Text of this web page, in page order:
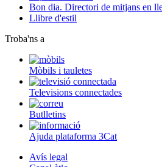
Bon dia. Directori de mitjans en
Llibre d'estil
Troba'ns a
Mòbils i tauletes
Televisions connectades
Butlletins
Ajuda plataforma 3Cat
Avís legal